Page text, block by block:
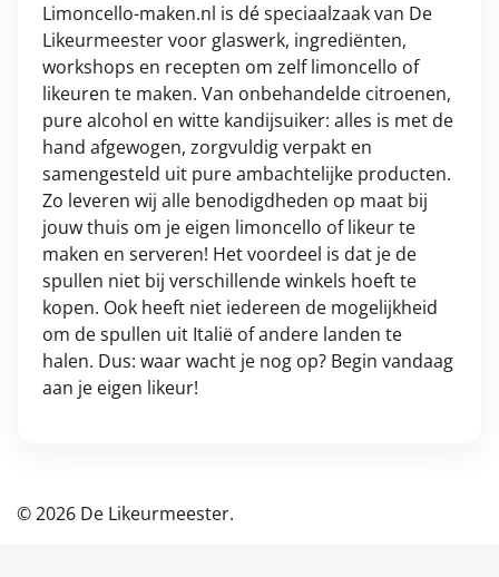
Limoncello-maken.nl is dé speciaalzaak van De
Likeurmeester voor glaswerk, ingrediënten,
workshops en recepten om zelf limoncello of
likeuren te maken. Van onbehandelde citroenen,
pure alcohol en witte kandijsuiker: alles is met de
hand afgewogen, zorgvuldig verpakt en
samengesteld uit pure ambachtelijke producten.
Zo leveren wij alle benodigdheden op maat bij
jouw thuis om je eigen limoncello of likeur te
maken en serveren! Het voordeel is dat je de
spullen niet bij verschillende winkels hoeft te
kopen. Ook heeft niet iedereen de mogelijkheid
om de spullen uit Italië of andere landen te
halen. Dus: waar wacht je nog op? Begin vandaag
aan je eigen likeur!
© 2026 De Likeurmeester.